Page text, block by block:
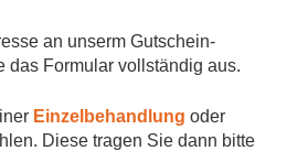
an unserm Gutschein-
das Formular vollständig aus.
Einzelbehandlung oder
Diese tragen Sie dann bitte